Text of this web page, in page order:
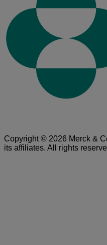
Copyright © 2026 Merck &
its affiliates. All rights